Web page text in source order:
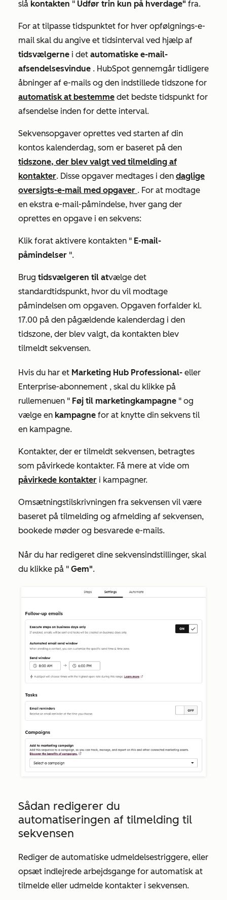
slå kontakten " Udfør trin kun på hverdage" fra.
For at tilpasse tidspunktet for hver opfølgnings-e-
mail skal du angive et tidsinterval ved hjælp af
tidsvælgerne i det automatiske e-mail-
afsendelsesvindue . HubSpot gennemgår tidligere
åbninger af e-mails og den indstillede tidszone for
automatisk at bestemme det bedste tidspunkt for
afsendelse inden for dette interval.
Sekvensopgaver oprettes ved starten af din
kontos kalenderdag, som er baseret på den
tidszone, der blev valgt ved tilmelding af
kontakter. Disse opgaver medtages i den daglige
oversigts-e-mail med opgaver . For at modtage
en ekstra e-mail-påmindelse, hver gang der
oprettes en opgave i en sekvens:
Klik forat aktivere kontakten " E-mail-
påmindelser ".
Brug tidsvælgeren til atvælge det
standardtidspunkt, hvor du vil modtage
påmindelsen om opgaven. Opgaven forfalder kl.
17.00 på den pågældende kalenderdag i den
tidszone, der blev valgt, da kontakten blev
tilmeldt sekvensen.
Hvis du har et Marketing Hub Professional- eller
Enterprise-abonnement , skal du klikke på
rullemenuen " Føj til marketingkampagne " og
vælge en kampagne for at knytte din sekvens til
en kampagne.
Kontakter, der er tilmeldt sekvensen, betragtes
som påvirkede kontakter. Få mere at vide om
påvirkede kontakter i kampagner.
Omsætningstilskrivningen fra sekvensen vil være
baseret på tilmelding og afmelding af sekvensen,
bookede møder og besvarede e-mails.
Når du har redigeret dine sekvensindstillinger, skal
du klikke på " Gem".
Sådan redigerer du
automatiseringen af tilmelding til
sekvensen
Rediger de automatiske udmeldelsestriggere, eller
opsæt indlejrede arbejdsgange for automatisk at
tilmelde eller udmelde kontakter i sekvensen.